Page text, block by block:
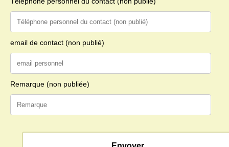
email de contact (non publié)
Remarque (non publiée)